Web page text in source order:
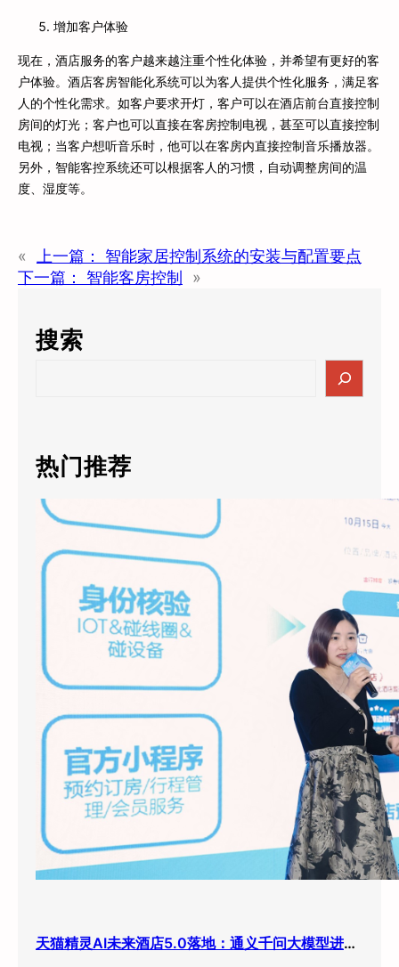
增加客户体验
现在，酒店服务的客户越来越注重个性化体验，并希望有更好的客
户体验。酒店客房智能化系统可以为客人提供个性化服务，满足客
人的个性化需求。如客户要求开灯，客户可以在酒店前台直接控制
房间的灯光；客户也可以直接在客房控制电视，甚至可以直接控制
电视；当客户想听音乐时，他可以在客房内直接控制音乐播放器。
另外，智能客控系统还可以根据客人的习惯，自动调整房间的温
度、湿度等。
« 上一篇：
智能家居控制系统的安装与配置要点
下一篇：
智能客房控制 »
搜索
c
h
热门推荐
天猫精灵AI未来酒店5.0落地：通义千问大模型进驻客房，酒店业迎来”数字员工”时代